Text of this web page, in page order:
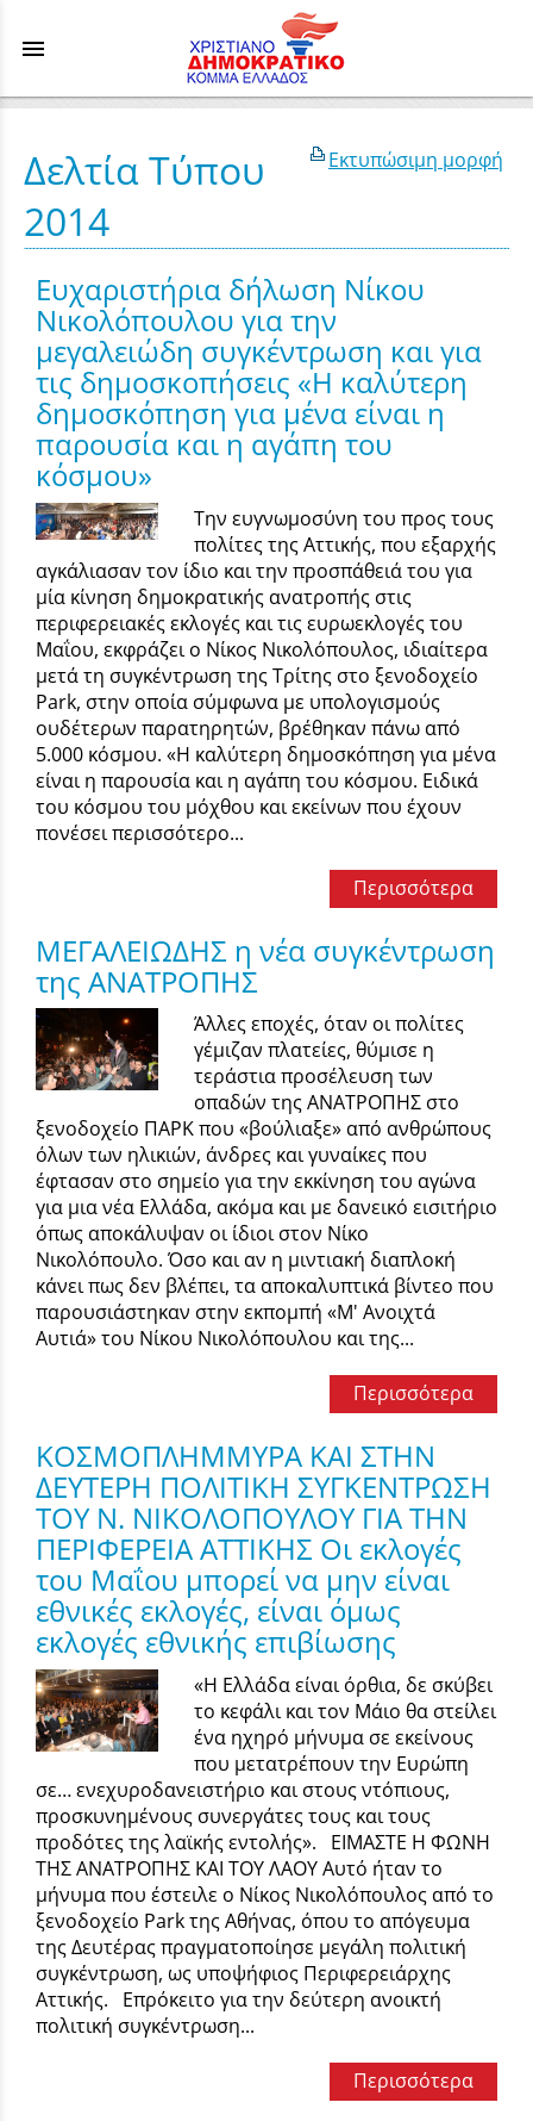
menu
Εκτυπώσιμη μορφή
Δελτία Τύπου
2014
Ευχαριστήρια δήλωση Νίκου
Νικολόπουλου για την
μεγαλειώδη συγκέντρωση και για
τις δημοσκοπήσεις «Η καλύτερη
δημοσκόπηση για μένα είναι η
παρουσία και η αγάπη του
κόσμου»
Την ευγνωμοσύνη του προς τους
πολίτες της Αττικής, που εξαρχής
αγκάλιασαν τον ίδιο και την προσπάθειά του για
μία κίνηση δημοκρατικής ανατροπής στις
περιφερειακές εκλογές και τις ευρωεκλογές του
Μαΐου, εκφράζει ο Νίκος Νικολόπουλος, ιδιαίτερα
μετά τη συγκέντρωση της Τρίτης στο ξενοδοχείο
Park, στην οποία σύμφωνα με υπολογισμούς
ουδέτερων παρατηρητών, βρέθηκαν πάνω από
5.000 κόσμου. «Η καλύτερη δημοσκόπηση για μένα
είναι η παρουσία και η αγάπη του κόσμου. Ειδικά
του κόσμου του μόχθου και εκείνων που έχουν
πονέσει περισσότερο...
Περισσότερα
ΜΕΓΑΛΕΙΩΔΗΣ η νέα συγκέντρωση
της ΑΝΑΤΡΟΠΗΣ
Άλλες εποχές, όταν οι πολίτες
γέμιζαν πλατείες, θύμισε η
τεράστια προσέλευση των
οπαδών της ΑΝΑΤΡΟΠΗΣ στο
ξενοδοχείο ΠΑΡΚ που «βούλιαξε» από ανθρώπους
όλων των ηλικιών, άνδρες και γυναίκες που
έφτασαν στο σημείο για την εκκίνηση του αγώνα
για μια νέα Ελλάδα, ακόμα και με δανεικό εισιτήριο
όπως αποκάλυψαν οι ίδιοι στον Νίκο
Νικολόπουλο. Όσο και αν η μιντιακή διαπλοκή
κάνει πως δεν βλέπει, τα αποκαλυπτικά βίντεο που
παρουσιάστηκαν στην εκπομπή «Μ' Ανοιχτά
Αυτιά» του Νίκου Νικολόπουλου και της...
Περισσότερα
ΚΟΣΜΟΠΛΗΜΜΥΡΑ ΚΑΙ ΣΤΗΝ
ΔΕΥΤΕΡΗ ΠΟΛΙΤΙΚΗ ΣΥΓΚΕΝΤΡΩΣΗ
ΤΟΥ Ν. ΝΙΚΟΛΟΠΟΥΛΟΥ ΓΙΑ ΤΗΝ
ΠΕΡΙΦΕΡΕΙΑ ΑΤΤΙΚΗΣ Οι εκλογές
του Μαΐου μπορεί να μην είναι
εθνικές εκλογές, είναι όμως
εκλογές εθνικής επιβίωσης
«Η Ελλάδα είναι όρθια, δε σκύβει
το κεφάλι και τον Μάιο θα στείλει
ένα ηχηρό μήνυμα σε εκείνους
που μετατρέπουν την Ευρώπη
σε… ενεχυροδανειστήριο και στους ντόπιους,
προσκυνημένους συνεργάτες τους και τους
προδότες της λαϊκής εντολής». ΕΙΜΑΣΤΕ Η ΦΩΝΗ
ΤΗΣ ΑΝΑΤΡΟΠΗΣ ΚΑΙ ΤΟΥ ΛΑΟΥ Αυτό ήταν το
μήνυμα που έστειλε ο Νίκος Νικολόπουλος από το
ξενοδοχείο Park της Αθήνας, όπου το απόγευμα
της Δευτέρας πραγματοποίησε μεγάλη πολιτική
συγκέντρωση, ως υποψήφιος Περιφερειάρχης
Αττικής. Επρόκειτο για την δεύτερη ανοικτή
πολιτική συγκέντρωση...
Περισσότερα